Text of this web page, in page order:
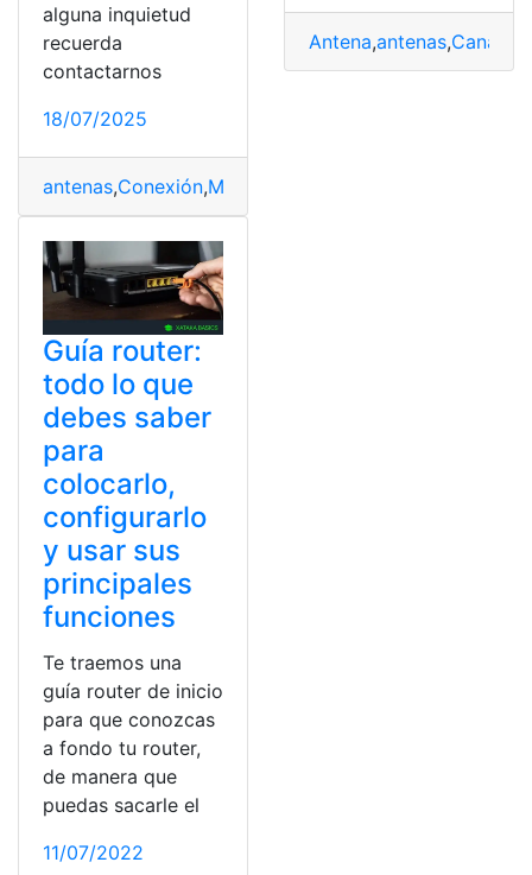
alguna inquietud
recuerda
contactarnos
18/07/2025
antenas,Conexión,Móviles
Antena,antenas,Canales
Guía router:
todo lo que
debes saber
para
colocarlo,
configurarlo
y usar sus
principales
funciones
Te traemos una
guía router de inicio
para que conozcas
a fondo tu router,
de manera que
puedas sacarle el
11/07/2022